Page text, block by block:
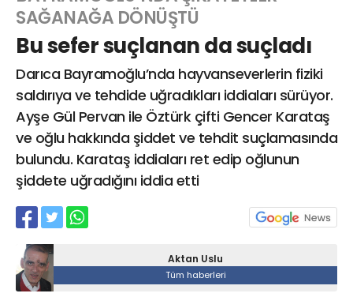
SAĞANAĞA DÖNÜŞTÜ
Bu sefer suçlanan da suçladı
Darıca Bayramoğlu’nda hayvanseverlerin fiziki
saldırıya ve tehdide uğradıkları iddiaları sürüyor.
Ayşe Gül Pervan ile Öztürk çifti Gencer Karataş
ve oğlu hakkında şiddet ve tehdit suçlamasında
bulundu. Karataş iddiaları ret edip oğlunun
şiddete uğradığını iddia etti
Aktan Uslu
Tüm haberleri
Yazarlar
Hacı Halil Mahallesi, İsmetpaşa
Caddesi, Beşiroğlu Altın Han Kat: 1
(BİLKAR)Gebze - KOCAELİ
aktanuslu@gmail.com